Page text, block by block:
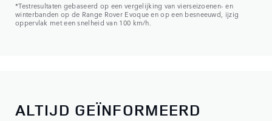
*Testresultaten gebaseerd op een vergelijking van vierseizoenen- en
winterbanden op de Range Rover Evoque en op een besneeuwd, ijzig
oppervlak met een snelheid van 100 km/h.
ALTIJD GEÏNFORMEERD